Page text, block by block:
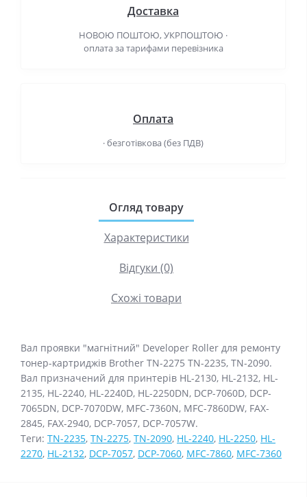
Доставка
НОВОЮ ПОШТОЮ, УКРПОШТОЮ ·
оплата за тарифами перевізника
Оплата
· безготівкова (без ПДВ)
Огляд товару
Характеристики
Відгуки (0)
Схожі товари
Вал проявки "магнітний" Developer Roller для ремонту
тонер-картриджів Brother TN-2275 TN-2235, TN-2090.
Вал призначений для принтерів HL-2130, HL-2132, HL-
2135, HL-2240, HL-2240D, HL-2250DN, DCP-7060D, DCP-
7065DN, DCP-7070DW, MFC-7360N, MFC-7860DW, FAX-
2845, FAX-2940, DCP-7057, DCP-7057W.
Теги: TN-2235, TN-2275, TN-2090, HL-2240, HL-2250, HL-
2270, HL-2132, DCP-7057, DCP-7060, MFC-7860, MFC-7360